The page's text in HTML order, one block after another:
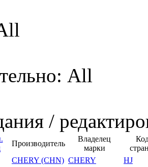
All
/
Производитель
Владелец
марки
CHERY (CHN) CHERY
HJ